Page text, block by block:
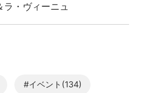
ラ・ヴィーニュ
#イベント(134)